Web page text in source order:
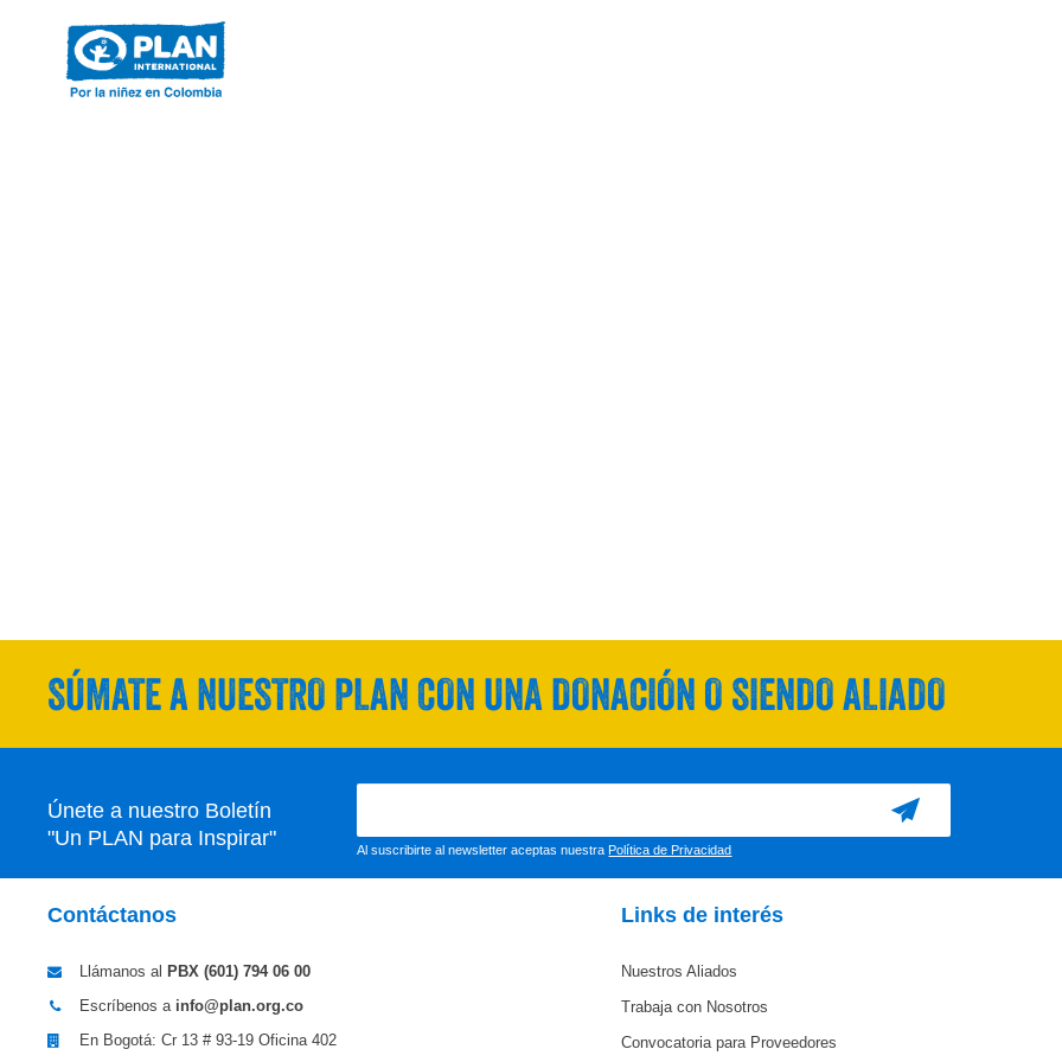
SÚMATE A NUESTRO PLAN CON UNA DONACIÓN O SIENDO ALIADO
Únete a nuestro Boletín
"Un PLAN para Inspirar"
Al suscribirte al newsletter aceptas nuestra Política de Privacidad
Contáctanos
Llámanos al PBX (601) 794 06 00
Escríbenos a info@plan.org.co
En Bogotá: Cr 13 # 93-19 Oficina 402
Links de interés
Nuestros Aliados
Trabaja con Nosotros
Convocatoria para Proveedores